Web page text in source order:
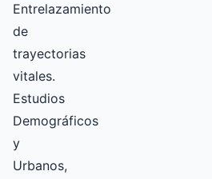
Entrelazamiento
de
trayectorias
vitales.
Estudios
Demográficos
y
Urbanos,